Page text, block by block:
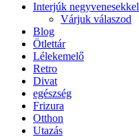
Interjúk negyvenesekkel
Várjuk válaszod
Blog
Ötlettár
Lélekemelő
Retro
Divat
egészség
Frizura
Otthon
Utazás